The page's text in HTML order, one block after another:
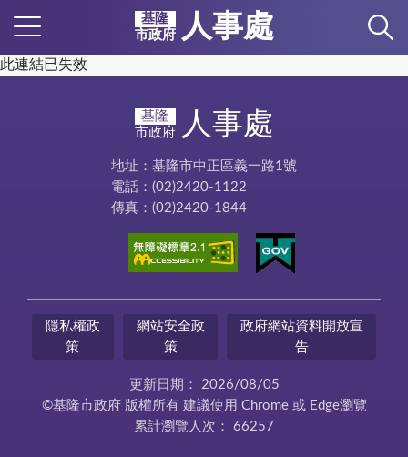
基隆
市政府
人事處
此連結已失效
基隆
市政府
人事處
地址：基隆市中正區義一路1號
電話：(02)2420-1122
傳真：(02)2420-1844
隱私權政
策
網站安全政
策
政府網站資料開放宣
告
更新日期： 2026/08/05
©基隆市政府 版權所有 建議使用 Chrome 或 Edge瀏覽
累計瀏覽人次： 66257